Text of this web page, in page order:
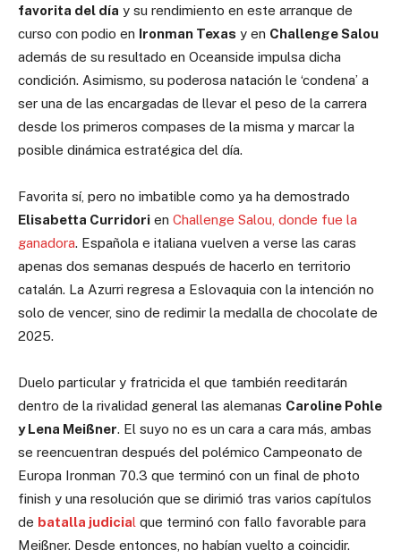
favorita del día y su rendimiento en este arranque de
curso con podio en Ironman Texas y en Challenge Salou
además de su resultado en Oceanside impulsa dicha
condición. Asimismo, su poderosa natación le ‘condena’ a
ser una de las encargadas de llevar el peso de la carrera
desde los primeros compases de la misma y marcar la
posible dinámica estratégica del día.
Favorita sí, pero no imbatible como ya ha demostrado
Elisabetta Curridori en Challenge Salou, donde fue la
ganadora. Española e italiana vuelven a verse las caras
apenas dos semanas después de hacerlo en territorio
catalán. La Azurri regresa a Eslovaquia con la intención no
solo de vencer, sino de redimir la medalla de chocolate de
2025.
Duelo particular y fratricida el que también reeditarán
dentro de la rivalidad general las alemanas Caroline Pohle
y Lena Meißner. El suyo no es un cara a cara más, ambas
se reencuentran después del polémico Campeonato de
Europa Ironman 70.3 que terminó con un final de photo
finish y una resolución que se dirimió tras varios capítulos
de batalla judicial que terminó con fallo favorable para
Meißner. Desde entonces, no habían vuelto a coincidir.